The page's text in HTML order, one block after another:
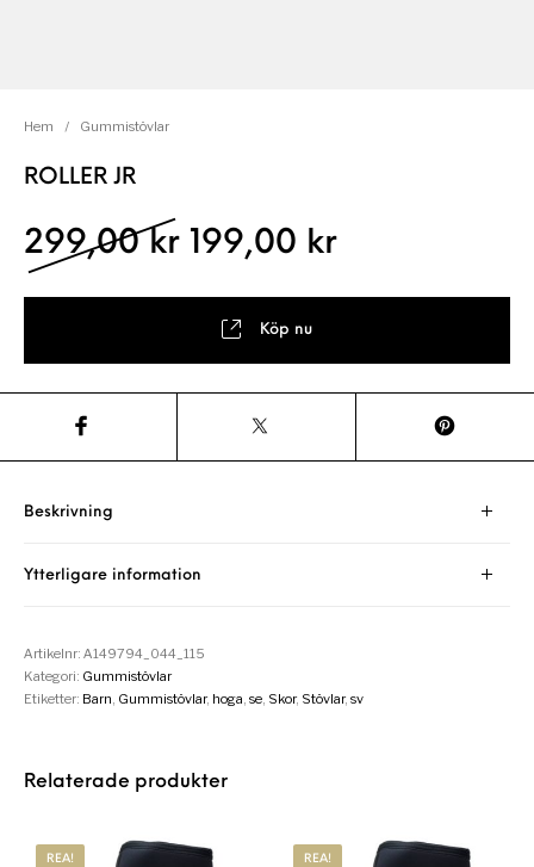
Hem / Gummistövlar
ROLLER JR
299,00 kr Det ursprungliga
199,00 krDet
Köp nu
Beskrivning
Ytterligare information
Artikelnr:A149794_044_115
Kategori: Gummistövlar
Etiketter: Barn Gummistövlar, hoga ,se Skor, Stövlar,sv
Relaterade produkter
REA! REA!